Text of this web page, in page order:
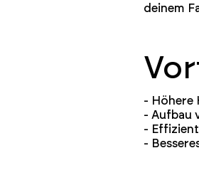
deinem
- Höhere
- Aufbau
-
-